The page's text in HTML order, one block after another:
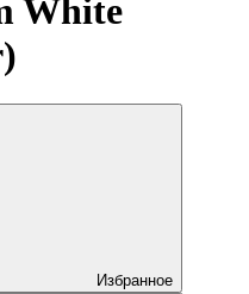
White
Избранное